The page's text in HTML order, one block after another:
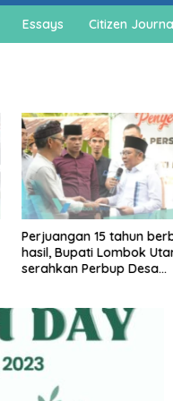
Essays Citizen
Perjuangan 15 tahun
hasil, Bupati Lombok
serahkan Perbup Desa